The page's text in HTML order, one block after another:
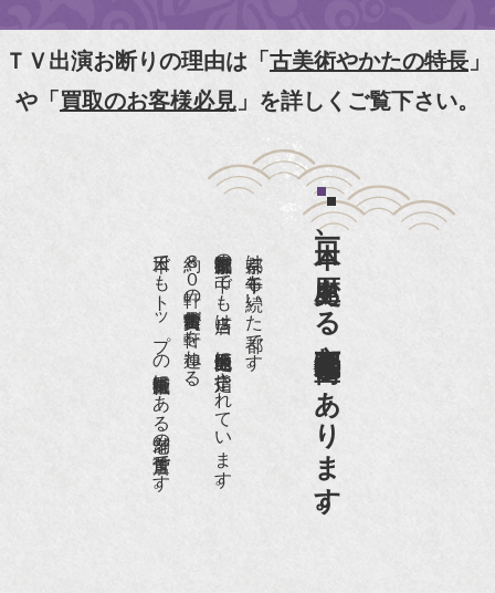
【動画】
『京都新聞』とKBS京都で鴨東まちなか美術館を
『和楽』7月号 樋口可南子さんがお店へ！！
『樋口可南子の古寺散歩』（5月17日発行）
NHK「趣味Do楽」とよた真帆さんご来店！【動
NHK『美の壺』（4月24日放送）
『和楽』10月号
『Hanako 京都案内』
『FIGARO japon』12月号
ＴＶ出演お断りの理由は「古美術やかたの特長 」
や「買取のお客様必見 」を詳しくご覧下さい。
日本一、歴史ある
京都祇園骨董街にあります。
京都は千年も続いた都です。
京都祇園骨董街の中でも当店は、歴史的保全地区に指定されています。
約８０軒の古美術骨董商が軒を連ねる、
日本でもトップの祇園骨董街にある老舗の骨董店です。